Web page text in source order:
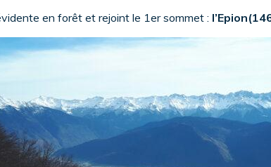
en forêt et rejoint le 1er sommet :